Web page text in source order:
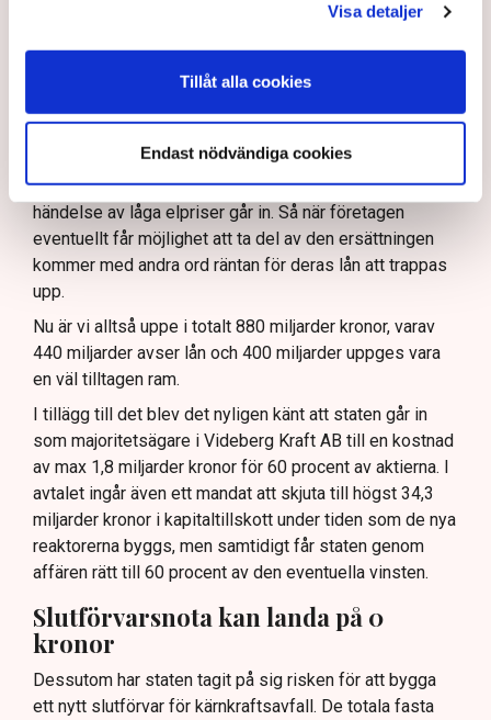
Visa detaljer
Tillåt alla cookies
Endast nödvändiga cookies
Här är det dock värt att nämna att låneramen, som ju
gällde lån till företag som bygger kärnkraft, bara gäller
Men det är då, när reaktorerna är färdigbyggda och kan
börja producera och sälja el, som statens ersättning i
händelse av låga elpriser går in. Så när företagen
eventuellt får möjlighet att ta del av den ersättningen
kommer med andra ord räntan för deras lån att trappas
upp.
Nu är vi alltså uppe i totalt 880 miljarder kronor, varav
440 miljarder avser lån och 400 miljarder uppges vara
en väl tilltagen ram.
I tillägg till det blev det nyligen känt att staten går in
som majoritetsägare i Videberg Kraft AB till en kostnad
av max 1,8 miljarder kronor för 60 procent av aktierna. I
avtalet ingår även ett mandat att skjuta till högst 34,3
miljarder kronor i kapitaltillskott under tiden som de nya
reaktorerna byggs, men samtidigt får staten genom
affären rätt till 60 procent av den eventuella vinsten.
Slutförvarsnota kan landa på 0
kronor
Dessutom har staten tagit på sig risken för att bygga
ett nytt slutförvar för kärnkraftsavfall. De totala fasta